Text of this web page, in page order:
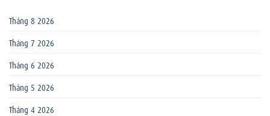
Tháng 8 2026
Tháng 7 2026
Tháng 6 2026
Tháng 5 2026
Tháng 4 2026